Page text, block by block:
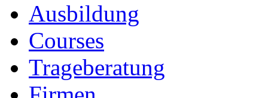
Ausbildung
Courses
Trageberatung